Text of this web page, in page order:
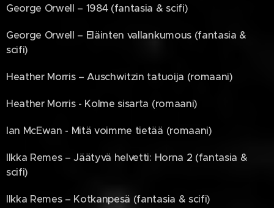
George Orwell – 1984 (fantasia & scifi)
George Orwell – Eläinten vallankumous (fantasia &
scifi)
Heather Morris – Auschwitzin tatuoija (romaani)
Heather Morris - Kolme sisarta (romaani)
Ian McEwan - Mitä voimme tietää (romaani)
Ilkka Remes – Jäätyvä helvetti: Horna 2 (fantasia &
scifi)
Ilkka Remes – Kotkanpesä (fantasia & scifi)